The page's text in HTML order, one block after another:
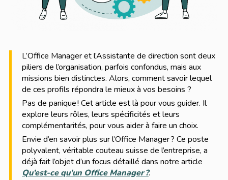
L’Office Manager et l’Assistante de direction sont deux
piliers de l’organisation, parfois confondus, mais aux
missions bien distinctes. Alors, comment savoir lequel
de ces profils répondra le mieux à vos besoins ?
Pas de panique ! Cet article est là pour vous guider. Il
explore leurs rôles, leurs spécificités et leurs
complémentarités, pour vous aider à faire un choix.
Envie d’en savoir plus sur l’Office Manager ? Ce poste
polyvalent, véritable couteau suisse de l’entreprise, a
déjà fait l’objet d’un focus détaillé dans notre article
Qu’est-ce qu’un Office Manager ?.